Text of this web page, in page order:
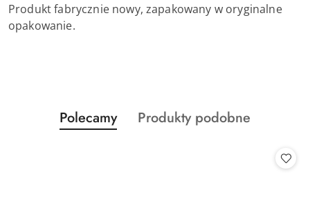
Produkt fabrycznie nowy, zapakowany w oryginalne
opakowanie.
Pomiń karuzelę produktów
Produkty
o
Polecamy
Produkty
Produkty podobne